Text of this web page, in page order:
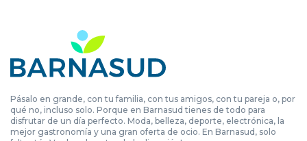
Pásalo en grande, con tu familia, con tus amigos, con tu pareja o, por
qué no, incluso solo. Porque en Barnasud tienes de todo para
disfrutar de un día perfecto. Moda, belleza, deporte, electrónica, la
mejor gastronomía y una gran oferta de ocio. En Barnasud, solo